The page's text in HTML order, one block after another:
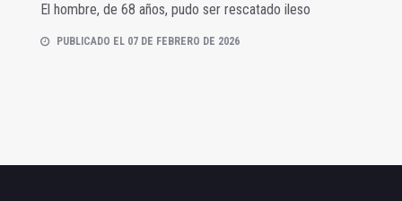
El hombre, de 68 años, pudo ser rescatado ileso
PUBLICADO EL 07 DE FEBRERO DE 2026